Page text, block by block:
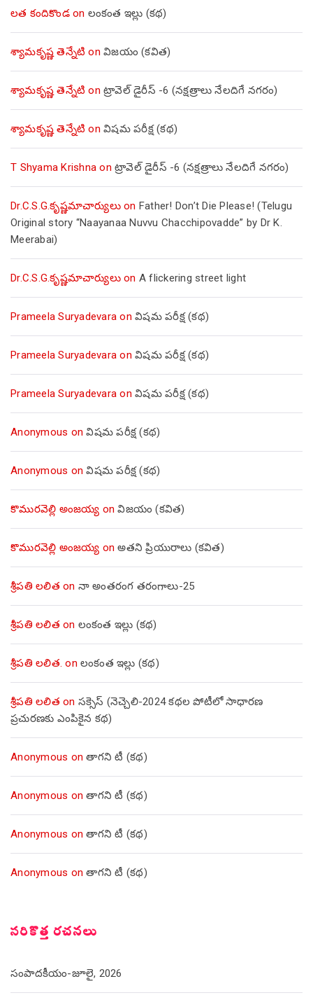
లత కందికొండon లంకంత ఇల్లు (కథ)
శ్యామకృష్ణ తెన్నేటి on విజయం (కవిత)
శ్యామకృష్ణ తెన్నేటి on ట్రావెల్ డైరీస్ -6 (నక్షత్రాలు నేలదిగే నగరం)
శ్యామకృష్ణ తెన్నేటి on విషమ పరీక్ష (క‌థ‌)
T Shyama Krishna on ట్రావెల్ డైరీస్ -6 (నక్షత్రాలు నేలదిగే నగరం)
Dr.C.S.G.కృష్ణమాచార్యులుon Father! Don’t Die Please! (Telugu
Original story “Naayanaa Nuvvu Chacchipovadde” by Dr K.
Meerabai)
Dr.C.S.G.కృష్ణమాచార్యులుon A flickering street light
Prameela Suryadevara on విషమ పరీక్ష (క‌థ‌)
Prameela Suryadevara on విషమ పరీక్ష (క‌థ‌)
Prameela Suryadevara on విషమ పరీక్ష (క‌థ‌)
Anonymous onవిషమ పరీక్ష (క‌థ‌)
Anonymous onవిషమ పరీక్ష (క‌థ‌)
కొమురవెల్లి అంజయ్య onవిజయం (కవిత)
కొమురవెల్లి అంజయ్య onఅతని ప్రియురాలు (కవిత)
శ్రీపతి లలిత on నా అంతరంగ తరంగాలు-25
శ్రీపతి లలిత on లంకంత ఇల్లు (కథ)
శ్రీపతి లలిత. on లంకంత ఇల్లు (కథ)
శ్రీపతి లలిత on సక్సెస్ (నెచ్చెలి-2024 కథల పోటీలో సాధారణ
ప్రచురణకు ఎంపికైన కథ)
Anonymous onతాగని టీ (కథ)
Anonymous onతాగని టీ (కథ)
Anonymous onతాగని టీ (కథ)
Anonymous onతాగని టీ (కథ)
సరికొత్త రచనలు
సంపాదకీయం-జూలై, 2026